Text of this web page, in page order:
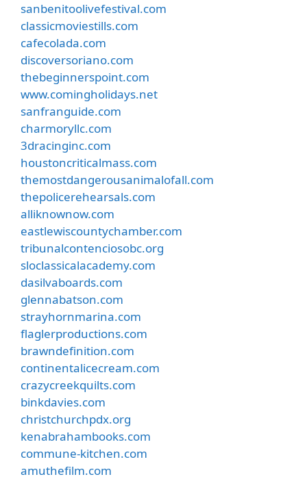
sanbenitoolivefestival.com
classicmoviestills.com
cafecolada.com
discoversoriano.com
thebeginnerspoint.com
www.comingholidays.net
sanfranguide.com
charmoryllc.com
3dracinginc.com
houstoncriticalmass.com
themostdangerousanimalofall.com
thepolicerehearsals.com
alliknownow.com
eastlewiscountychamber.com
tribunalcontenciosobc.org
sloclassicalacademy.com
dasilvaboards.com
glennabatson.com
strayhornmarina.com
flaglerproductions.com
brawndefinition.com
continentalicecream.com
crazycreekquilts.com
binkdavies.com
christchurchpdx.org
kenabrahambooks.com
commune-kitchen.com
amuthefilm.com